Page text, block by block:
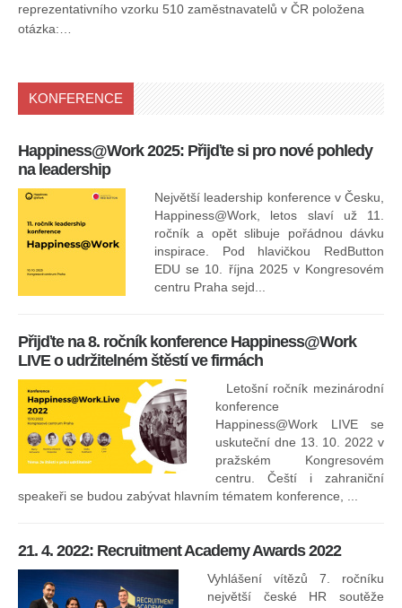
reprezentativního vzorku 510 zaměstnavatelů v ČR položena
otázka:…
KONFERENCE
Happiness@Work 2025: Přijďte si pro nové pohledy
na leadership
Největší leadership konference v Česku,
Happiness@Work, letos slaví už 11.
ročník a opět slibuje pořádnou dávku
inspirace. Pod hlavičkou RedButton
EDU se 10. října 2025 v Kongresovém
centru Praha sejd...
Přijďte na 8. ročník konference Happiness@Work
LIVE o udržitelném štěstí ve firmách
Letošní ročník mezinárodní
konference
Happiness@Work LIVE se
uskuteční dne 13. 10. 2022 v
pražském Kongresovém
centru. Čeští i zahraniční
speakeři se budou zabývat hlavním tématem konference, ...
21. 4. 2022: Recruitment Academy Awards 2022
Vyhlášení vítězů 7. ročníku
největší české HR soutěže